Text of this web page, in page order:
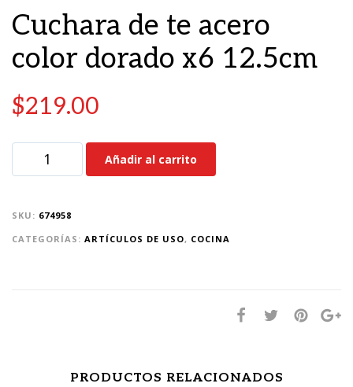
Cuchara de te acero
color dorado x6 12.5cm
$219.00
Añadir al carrito
SKU: 674958
CATEGORÍAS: ARTÍCULOS DE USO, COCINA
PRODUCTOS RELACIONADOS